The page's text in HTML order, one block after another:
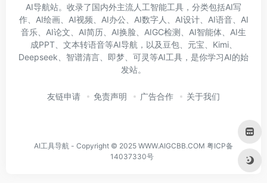
AI导航站。收录了国内外主流人工智能工具，分类包括AI写
作、AI绘画、AI视频、AI办公、AI数字人、AI设计、AI语音、AI
音乐、AI论文、AI简历、AI换脸、AIGC检测、AI智能体、AI生
成PPT、文本转语音等AI导航，以及豆包、元宝、Kimi、
Deepseek、智谱清言、即梦、可灵等AI工具，是你学习AI的始
发站。
友链申请 免责声明 广告合作 关于我们
AI工具导航 - Copyright © 2025 WWW.AIGCBB.COM 粤ICP备
14037330号